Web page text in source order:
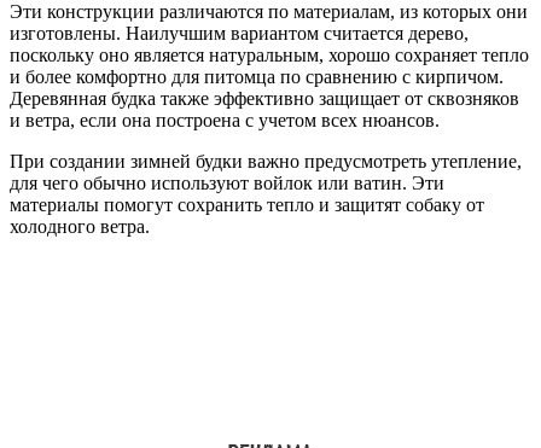
Эти конструкции различаются по материалам, из которых они
изготовлены. Наилучшим вариантом считается дерево,
поскольку оно является натуральным, хорошо сохраняет тепло
и более комфортно для питомца по сравнению с кирпичом.
Деревянная будка также эффективно защищает от сквозняков
и ветра, если она построена с учетом всех нюансов.
При создании зимней будки важно предусмотреть утепление,
для чего обычно используют войлок или ватин. Эти
материалы помогут сохранить тепло и защитят собаку от
холодного ветра.